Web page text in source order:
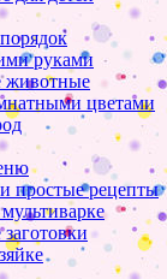
руками
цветами
простые рецепты